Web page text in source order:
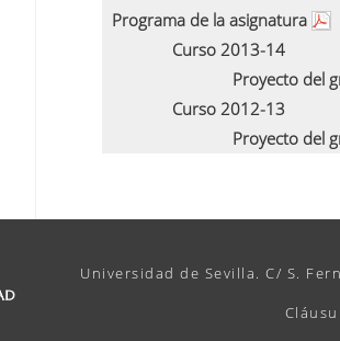
Programa de la asignatura
Curso 2013-14
Proyecto del
Curso 2012-13
Proyecto del
Universidad de Sevilla. C/ S.